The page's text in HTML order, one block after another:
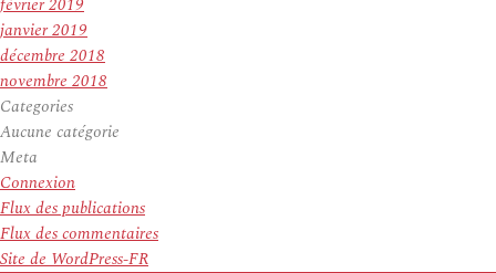
janvier 2019
décembre 2018
novembre 2018
Categories
Aucune catégorie
Meta
Connexion
Flux des publications
Flux des commentaires
Site de WordPress-FR